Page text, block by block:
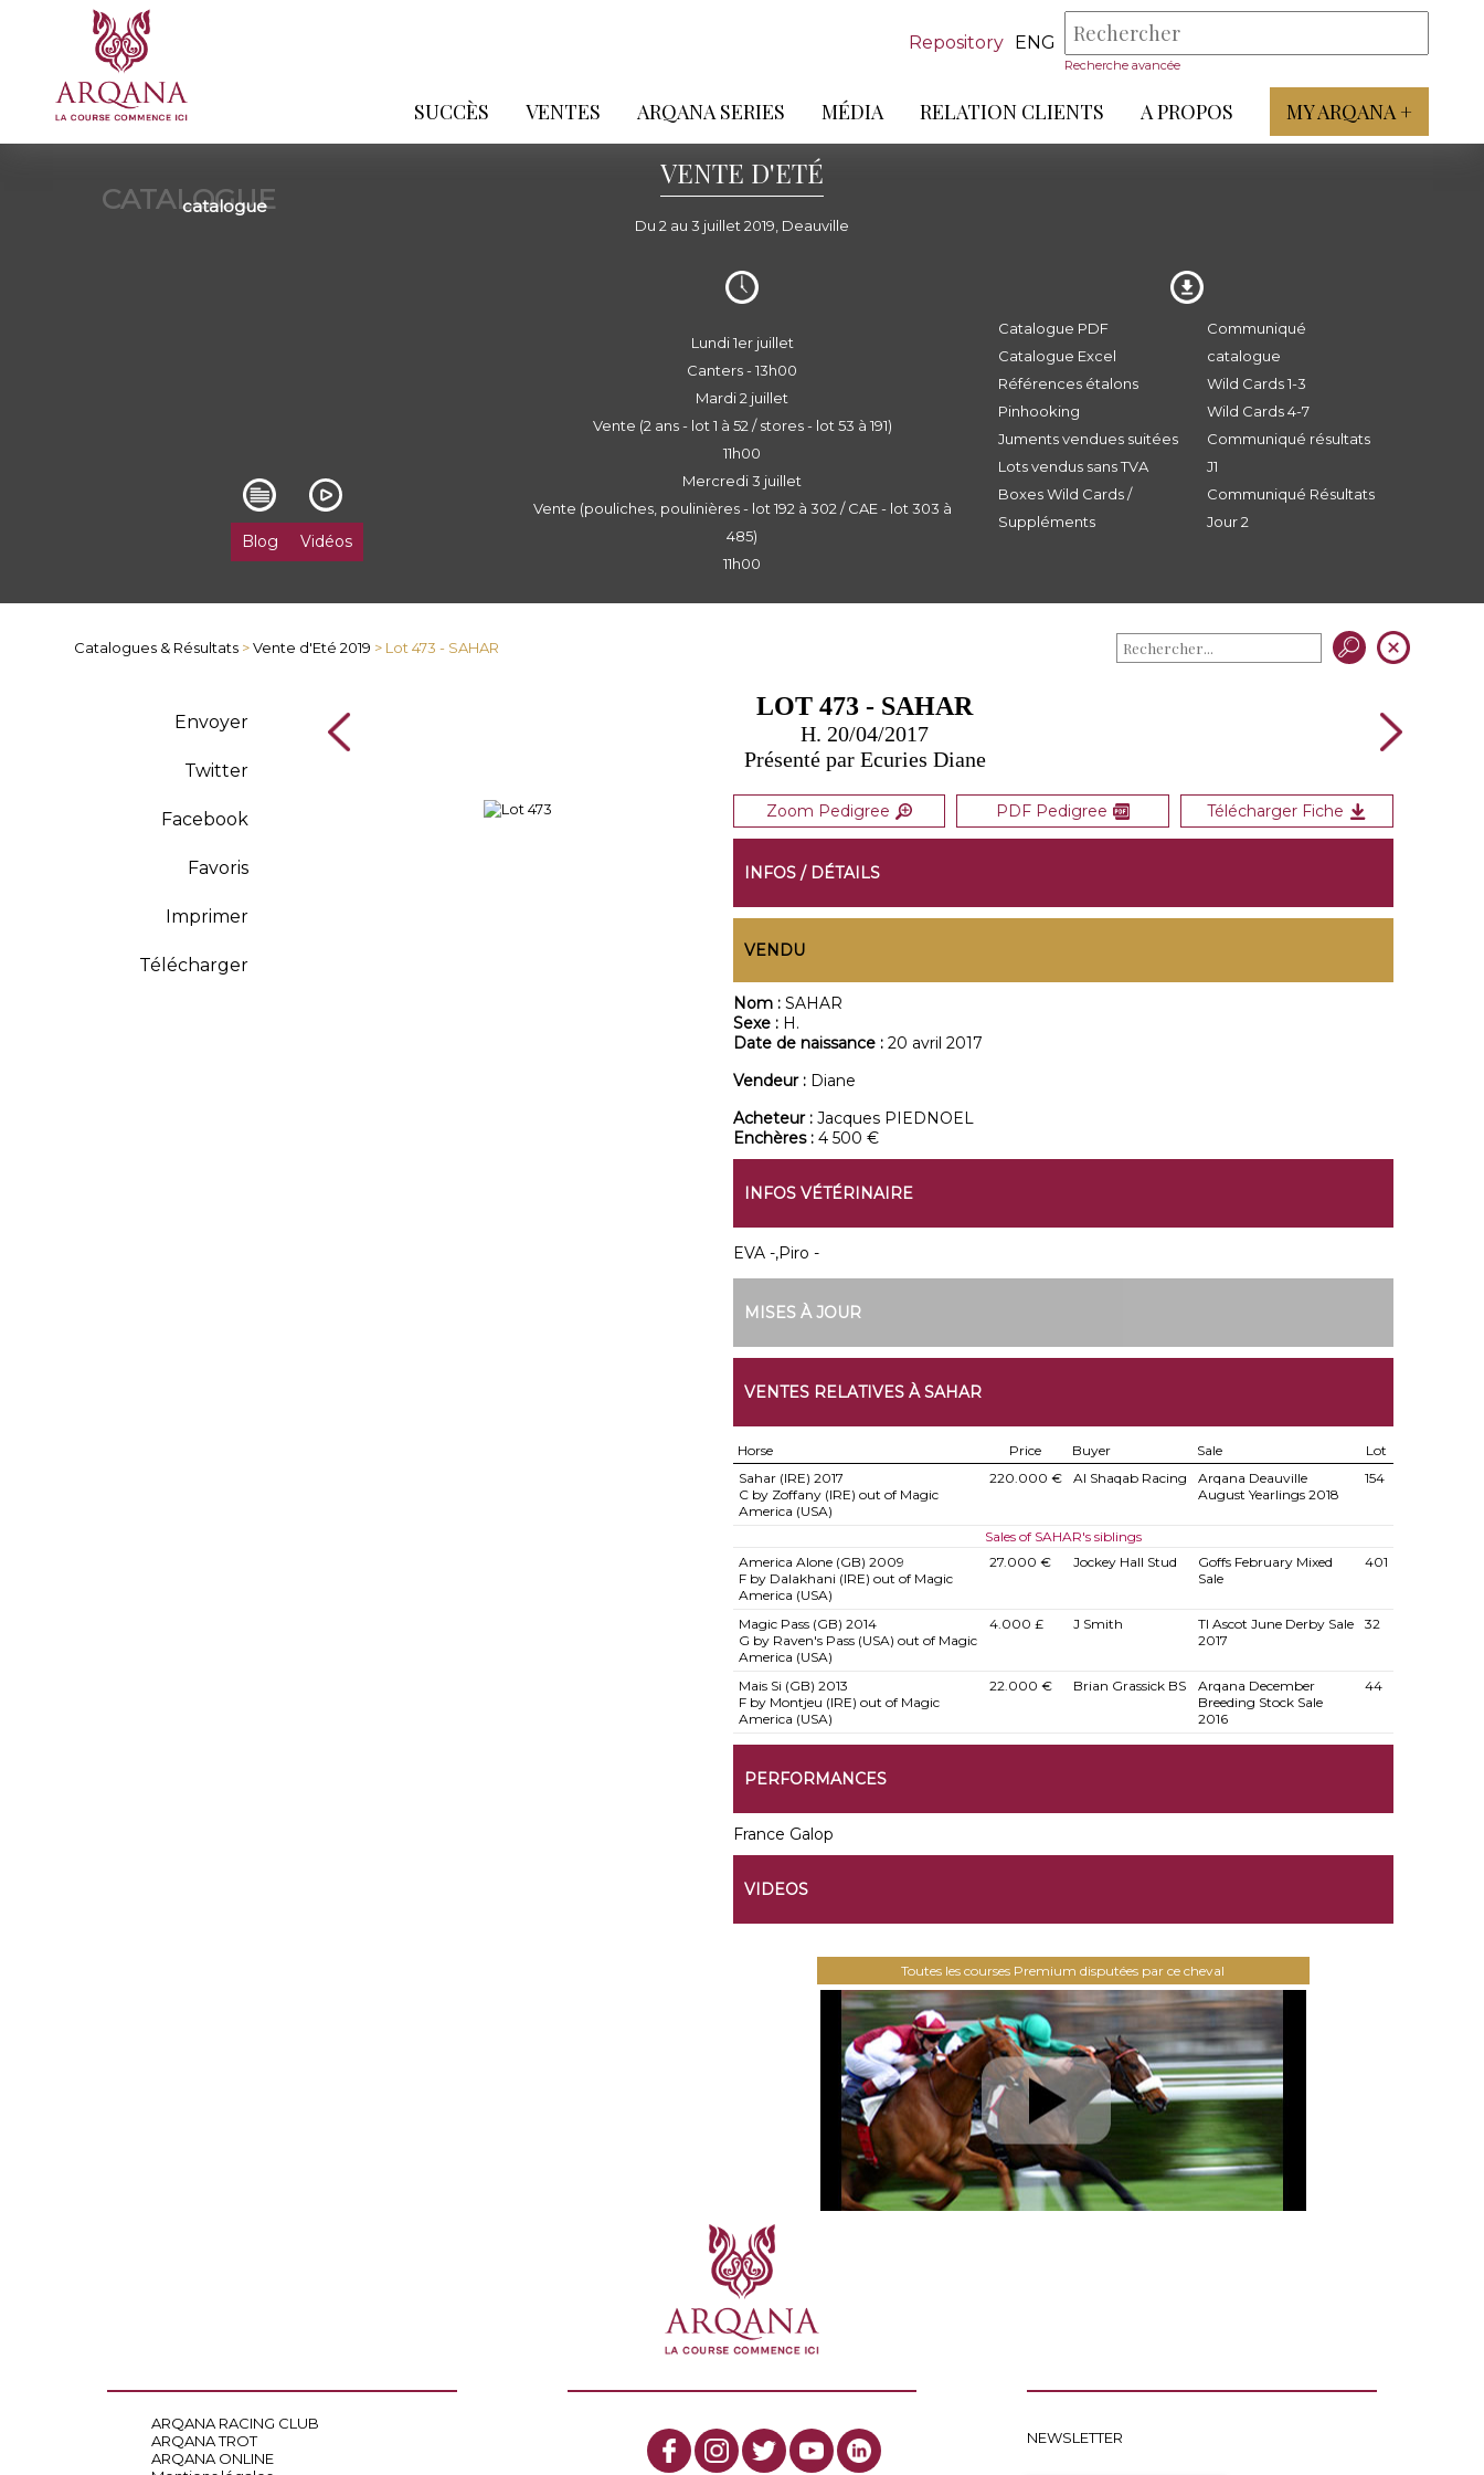
Repository ENG
Recherche avancée
SUCCÈS VENTES ARQANA SERIES MÉDIA RELATION CLIENTS A PROPOS MY ARQANA +
CATALOGUE
catalogue
VENTE D'ETÉ
Du 2 au 3 juillet 2019, Deauville
Blog Vidéos
Lundi 1er juillet
Canters - 13h00
Mardi 2 juillet
Vente (2 ans - lot 1 à 52 / stores - lot 53 à 191)
11h00
Mercredi 3 juillet
Vente (pouliches, poulinières - lot 192 à 302 / CAE - lot 303 à
485)
11h00
Catalogue PDF
Catalogue Excel
Références étalons
Pinhooking
Juments vendues suitées
Lots vendus sans TVA
Boxes Wild Cards /
Suppléments
Communiqué
catalogue
Wild Cards 1-3
Wild Cards 4-7
Communiqué résultats
J1
Communiqué Résultats
Jour 2
Catalogues & Résultats >Vente d'Eté 2019 > Lot 473 - SAHAR
Envoyer
Twitter
Facebook
Favoris
Imprimer
Télécharger
LOT 473 - SAHAR
H. 20/04/2017
Présenté par Ecuries Diane
Zoom Pedigree PDF Pedigree Télécharger Fiche
INFOS / DÉTAILS
VENDU
Nom : SAHAR
Sexe : H.
Date de naissance : 20 avril 2017
Vendeur : Diane
Acheteur : Jacques PIEDNOEL
Enchères : 4 500 €
INFOS VÉTÉRINAIRE
EVA -,Piro -
MISES À JOUR
VENTES RELATIVES À SAHAR
Horse Price Buyer Sale
Lot
Sahar (IRE) 2017
C by Zoffany (IRE) out of Magic
America (USA)
220.000 € Al Shaqab Racing
Arqana Deauville
August Yearlings 2018
154
Sales of SAHAR's siblings
America Alone (GB) 2009
F by Dalakhani (IRE) out of Magic
America (USA)
27.000 € Jockey Hall Stud
Goffs February Mixed
Sale
401
Magic Pass (GB) 2014
G by Raven's Pass (USA) out of Magic
America (USA)
4.000 £ J Smith
TI Ascot June Derby Sale
2017
32
Mais Si (GB) 2013
F by Montjeu (IRE) out of Magic
America (USA)
22.000 € Brian Grassick BS
Arqana December
Breeding Stock Sale
2016
44
PERFORMANCES
France Galop
VIDEOS
Toutes les courses Premium disputées par ce cheval
ARQANA RACING CLUB
ARQANA TROT
ARQANA ONLINE
NEWSLETTER